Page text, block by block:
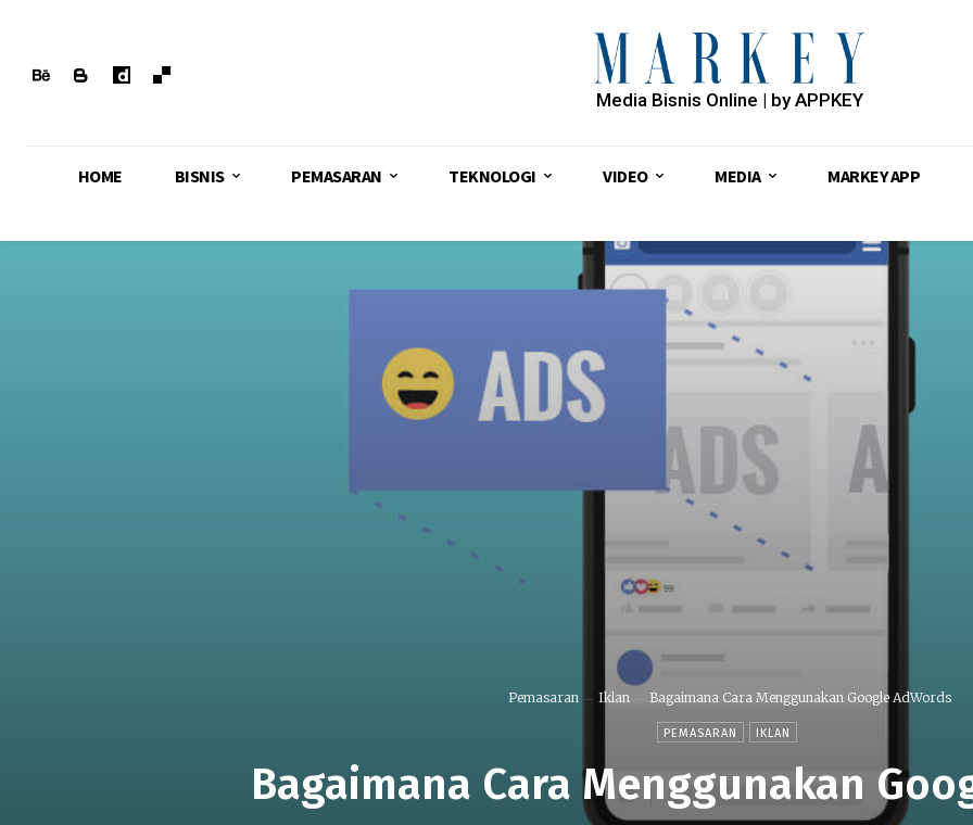
Media Bisnis Online | by APPKEY
HOME BISNIS PEMASARAN TEKNOLOGI VIDEO MEDIA MARKEY APP
Pemasaran Iklan Bagaimana Cara Menggunakan Google AdWords
PEMASARAN IKLAN
Bagaimana Cara Menggunakan